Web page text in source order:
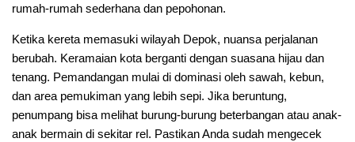
rumah-rumah sederhana dan pepohonan.
Ketika kereta memasuki wilayah Depok, nuansa perjalanan
berubah. Keramaian kota berganti dengan suasana hijau dan
tenang. Pemandangan mulai di dominasi oleh sawah, kebun,
dan area pemukiman yang lebih sepi. Jika beruntung,
penumpang bisa melihat burung-burung beterbangan atau anak-
anak bermain di sekitar rel. Pastikan Anda sudah mengecek